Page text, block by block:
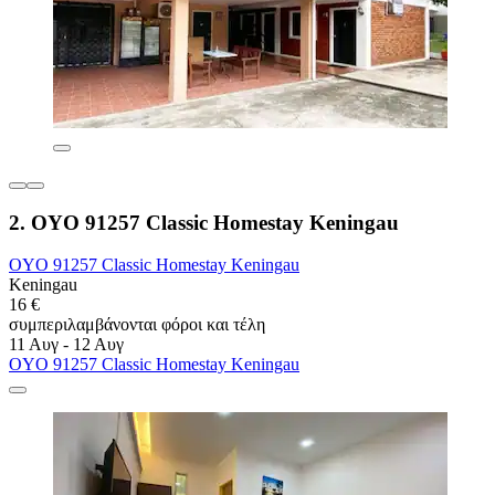
2. OYO 91257 Classic Homestay Keningau
OYO 91257 Classic Homestay Keningau
Keningau
16 €
συμπεριλαμβάνονται φόροι και τέλη
11 Αυγ - 12 Αυγ
OYO 91257 Classic Homestay Keningau